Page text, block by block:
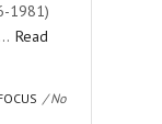
1981)
Read
/ No